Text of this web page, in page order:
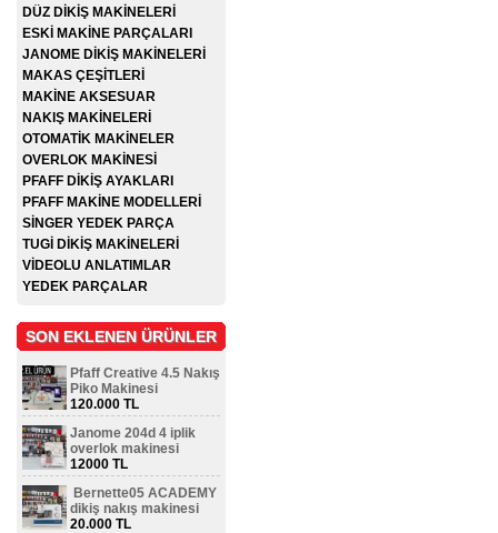
DÜZ DİKİŞ MAKİNELERİ
ESKİ MAKİNE PARÇALARI
JANOME DİKİŞ MAKİNELERİ
MAKAS ÇEŞİTLERİ
MAKİNE AKSESUAR
NAKIŞ MAKİNELERİ
OTOMATİK MAKİNELER
OVERLOK MAKİNESİ
PFAFF DİKİŞ AYAKLARI
PFAFF MAKİNE MODELLERİ
SİNGER YEDEK PARÇA
TUGİ DİKİŞ MAKİNELERİ
VİDEOLU ANLATIMLAR
YEDEK PARÇALAR
SON EKLENEN ÜRÜNLER
Pfaff Creative 4.5 Nakış
Piko Makinesi
120.000 TL
Janome 204d 4 iplik
overlok makinesi
12000 TL
Bernette05 ACADEMY
dikiş nakış makinesi
20.000 TL